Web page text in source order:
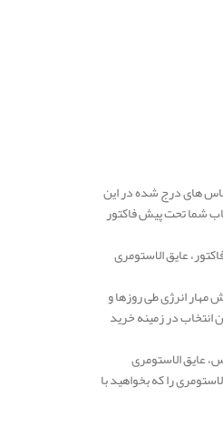
های درج شده در این
شما تحت پیش فاکتور
عایق الاستومری
مهار انرژی طی روزها و
در زمینه خرید
عایق الاستومری
را که بخواهید با